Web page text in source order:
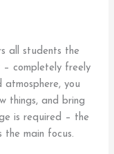
all students the
completely freely
you
things, and bring
is required – the
main focus.